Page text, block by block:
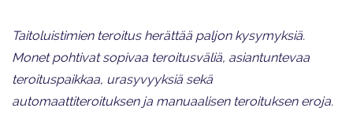
Taitoluistimien teroitus herättää paljon kysymyksiä.
Monet pohtivat sopivaa teroitusväliä, asiantuntevaa
teroituspaikkaa, urasyvyyksiä sekä
automaattiteroituksen ja manuaalisen teroituksen eroja.